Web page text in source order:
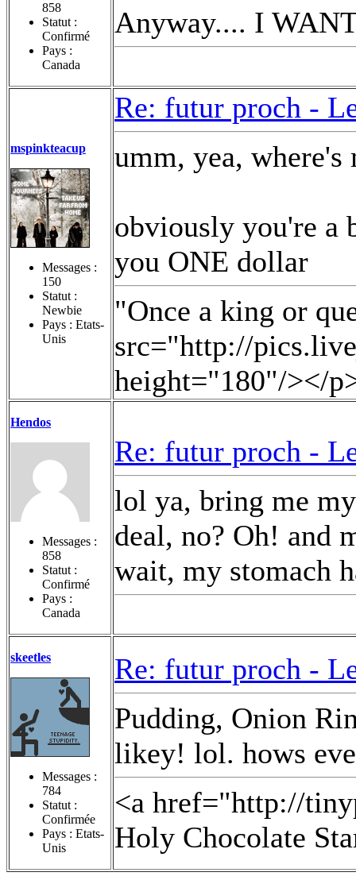
858
Statut :
Confirmé
Pays :
Canada
Anyway.... I
mspinkteacup
Messages :
150
Statut :
Newbie
Pays : Etats-
Unis
Re: futur proch -
umm, yea,
obviously you're a
you ONE dollar
"Once a king or
src="http://
height="180"/></
Hendos
Messages :
858
Statut :
Confirmé
Pays :
Canada
Re: futur proch -
lol ya, bring me
deal, no? Oh! and
wait, my stomach
skeetles
Messages :
784
Statut :
Confirmée
Pays : Etats-
Unis
Re: futur proch -
Pudding, Onion
likey! lol. hows
<a href="http://
Holy Chocolate